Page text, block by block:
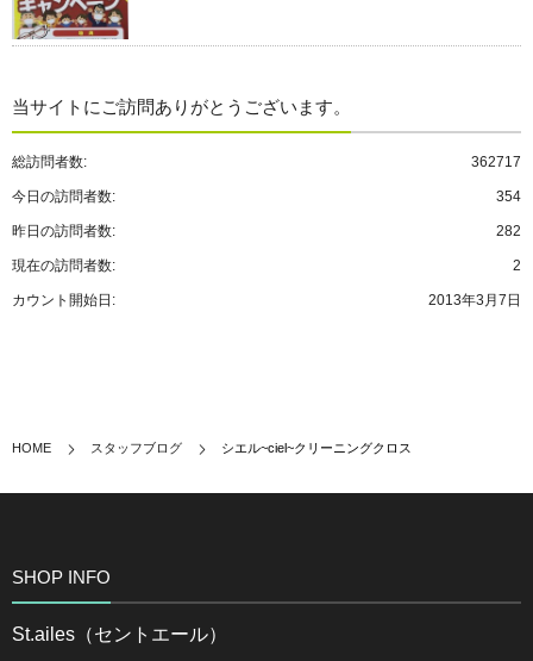
当サイトにご訪問ありがとうございます。
362717
総訪問者数:
354
今日の訪問者数:
282
昨日の訪問者数:
2
現在の訪問者数:
2013年3月7日
カウント開始日:
HOME スタッフブログ シエル~ciel~クリーニングクロス
SHOP INFO
St.ailes（セントエール）